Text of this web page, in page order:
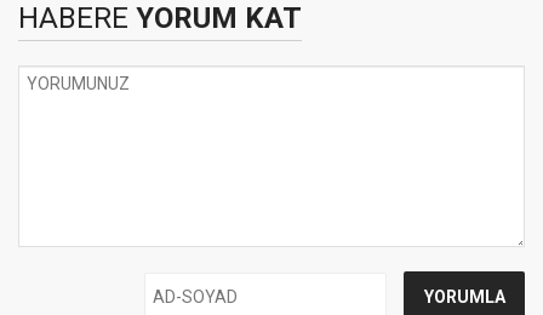
HABERE YORUM KAT